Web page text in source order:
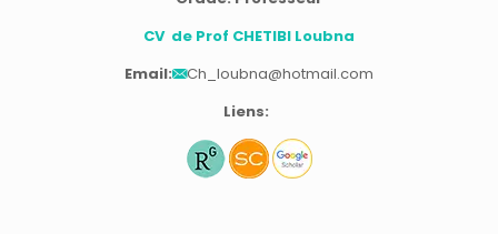
CV de Prof CHETIBI Loubna
Email:
Ch_loubna@hotmail.com
Liens: